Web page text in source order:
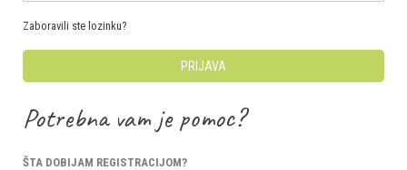
Zaboravili ste lozinku?
PRIJAVA
Potrebna vam je pomoc?
ŠTA DOBIJAM REGISTRACIJOM?